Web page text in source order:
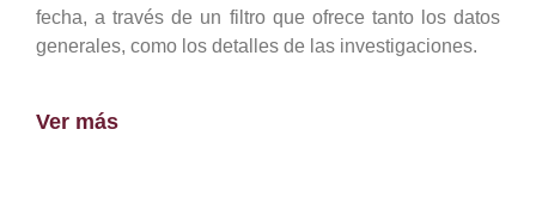
fecha, a través de un filtro que ofrece tanto los datos
generales, como los detalles de las investigaciones.
Ver más